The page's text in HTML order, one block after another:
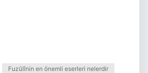
Fuzûlînin en önemli eserleri nelerdir